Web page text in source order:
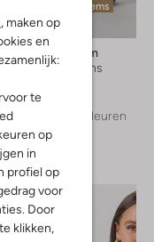
, maken op
en
te
op
in
profiel op
voor
Door
klikken,
Laatste items
Modström
Wide jeans
+ meer kleuren